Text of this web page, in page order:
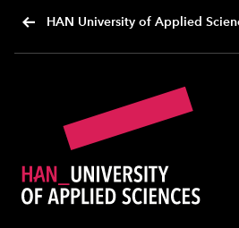
HAN University of Applied